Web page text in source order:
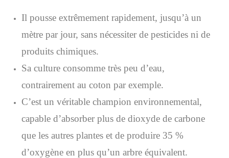
Il pousse extrêmement rapidement, jusqu’à un
mètre par jour, sans nécessiter de pesticides ni de
produits chimiques.
Sa culture consomme très peu d’eau,
contrairement au coton par exemple.
C’est un véritable champion environnemental,
capable d’absorber plus de dioxyde de carbone
que les autres plantes et de produire 35 %
d’oxygène en plus qu’un arbre équivalent.